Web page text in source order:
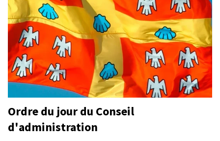
Ordre du jour du Conseil
d'administration